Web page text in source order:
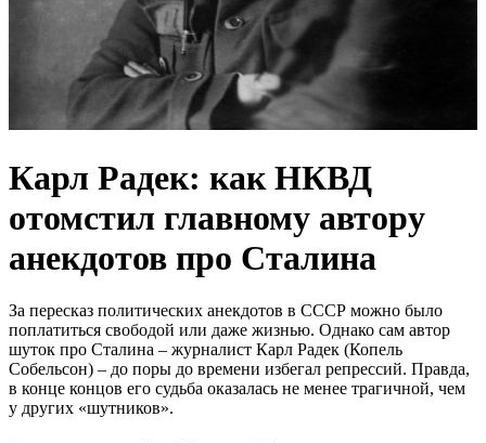
Карл Радек: как НКВД
отомстил главному автору
анекдотов про Сталина
За пересказ политических анекдотов в СССР можно было
поплатиться свободой или даже жизнью. Однако сам автор
шуток про Сталина – журналист Карл Радек (Копель
Собельсон) – до поры до времени избегал репрессий. Правда,
в конце концов его судьба оказалась не менее трагичной, чем
у других «шутников».